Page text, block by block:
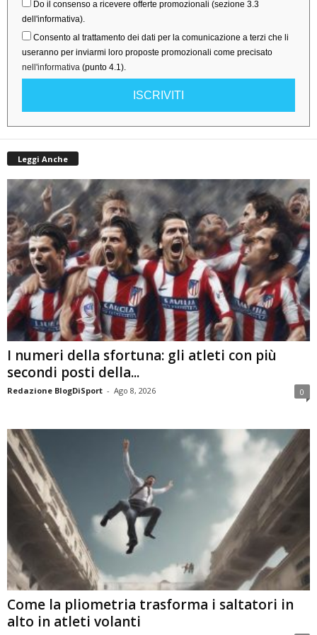
Do il consenso a ricevere offerte promozionali (sezione 3.3
dell'informativa).
Consento al trattamento dei dati per la comunicazione a terzi che li
useranno per inviarmi loro proposte promozionali come precisato
nell'informativa (punto 4.1).
ISCRIVITI
Leggi Anche
I numeri della sfortuna: gli atleti con più
secondi posti della...
Redazione BlogDiSport - Ago 8, 2026 0
Come la pliometria trasforma i saltatori in
alto in atleti volanti